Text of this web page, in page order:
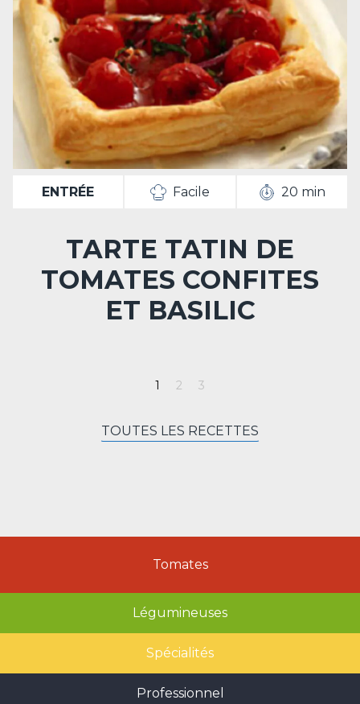
ENTRÉE Facile 20 min
TARTE TATIN DE
TOMATES CONFITES
ET BASILIC
TOUTES LES RECETTES
Tomates
Légumineuses
Spécialités
Professionnel